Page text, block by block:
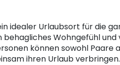
idealer Urlaubsort für die
Wohngefühl und
können sowohl Paare
ihren Urlaub verbringen.